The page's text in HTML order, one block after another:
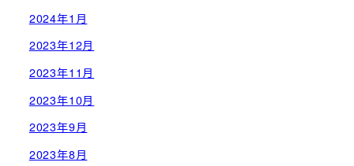
2024年1月
2023年12月
2023年11月
2023年10月
2023年9月
2023年8月